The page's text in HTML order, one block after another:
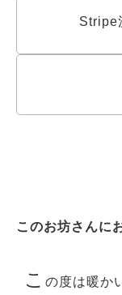
Stripe
このお坊さんに
こ の度は暖か